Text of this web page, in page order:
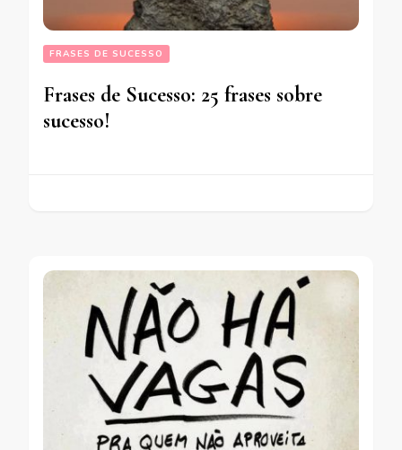
FRASES DE SUCESSO
Frases de Sucesso: 25 frases sobre
sucesso!